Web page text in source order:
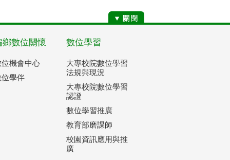
鄉數位關懷
位機會中心
位學伴
數位學習
大專校院數位學習
法規與現況
大專校院數位學習
認證
數位學習推廣
教育部磨課師
校園資訊應用與推
廣